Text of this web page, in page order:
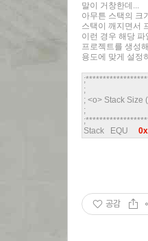
말이 거창한데...
아무튼 스택의 크
스택이 깨지면서
이런 경우 해당
프로젝트를 생성
용도에 맞게 설정
;
; <o> Stack Size
;
Stack EQU
공감